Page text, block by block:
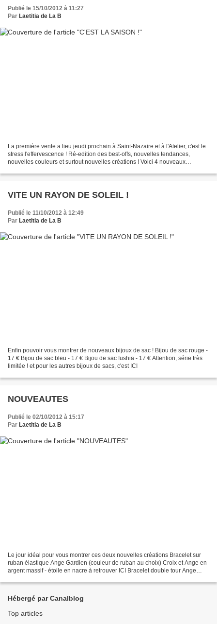
Publié le 15/10/2012 à 11:27
Par Laetitia de La B
La première vente a lieu jeudi prochain à Saint-Nazaire et à l'Atelier, c'est le
stress l'effervescence ! Ré-edition des best-offs, nouvelles tendances,
nouvelles couleurs et surtout nouvelles créations ! Voici 4 nouveaux
VITE UN RAYON DE SOLEIL !
Publié le 11/10/2012 à 12:49
Par Laetitia de La B
Enfin pouvoir vous montrer de nouveaux bijoux de sac ! Bijou de sac rouge -
17 € Bijou de sac bleu - 17 € Bijou de sac fushia - 17 € Attention, série très
limitée ! et pour les autres bijoux de sacs, c'est ICI
NOUVEAUTES
Publié le 02/10/2012 à 15:17
Par Laetitia de La B
Le jour idéal pour vous montrer ces deux nouvelles créations Bracelet sur
ruban élastique Ange Gardien (couleur de ruban au choix) Croix et Ange en
argent massif - étoile en nacre à retrouver ICI Bracelet double tour Ange
Hébergé par Canalblog
Top articles